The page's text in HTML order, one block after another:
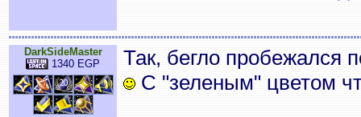
DarkSideMaster
1340 EGP
Так, бегло пробежался
С "зеленым" цветом